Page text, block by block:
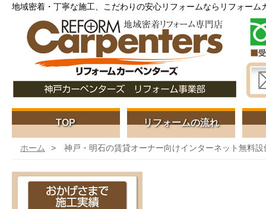
地域密着・丁寧な施工、こだわりの安心リフォームならリフォーム
TOP リフォームの流れ
ホーム 神戸・明石の賃貸オーナー向けインターネット無料